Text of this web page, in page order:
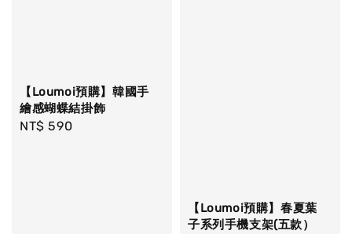
【Loumoi預購】韓國手
繪感蝴蝶結掛飾
Regular
NT$ 590
【Loumoi預購】春夏葉
子系列手機支架(五款）